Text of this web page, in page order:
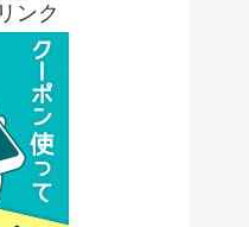
ンク